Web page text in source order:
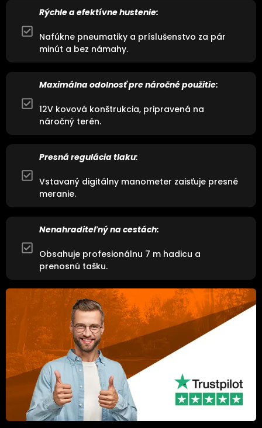
Rýchle a efektívne hustenie:
Nafúkne pneumatiky a príslušenstvo za pár
minút a bez námahy.
Maximálna odolnosť pre náročné použitie:
12V kovová konštrukcia, pripravená na
náročný terén.
Presná regulácia tlaku:
Vstavaný digitálny manometer zaisťuje presné
meranie.
Nenahraditeľný na cestách:
Obsahuje profesionálnu 7 m hadicu a
prenosnú tašku.